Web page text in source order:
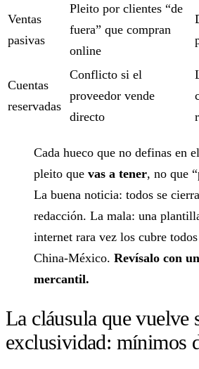
Ventas
pasivas
Pleito por clientes “de
fuera” que compran
online
Cuentas
reservadas
Conflicto si el
proveedor vende
directo
Cada hueco que no definas en
pleito que vas a tener, no que
La buena noticia: todos se
redacción. La mala: una
internet rara vez los cubre
China-México. Revísalo con
mercantil.
La cláusula que vuelve
exclusividad: mínimos